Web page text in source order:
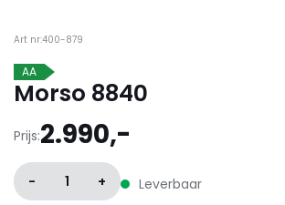
Art nr:400-879
AA
Morso 8840
Prijs:2.990,-
- 1 + Leverbaar